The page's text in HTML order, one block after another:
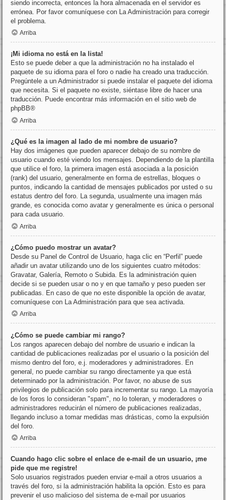
siendo incorrecta, entonces la hora almacenada en el servidor es
errónea. Por favor comuníquese con La Administración para corregir
el problema.
Arriba
¡Mi idioma no está en la lista!
Esto se puede deber a que la administración no ha instalado el
paquete de su idioma para el foro o nadie ha creado una traducción.
Pregúntele a un Administrador si puede instalar el paquete del idioma
que necesita. Si el paquete no existe, siéntase libre de hacer una
traducción. Puede encontrar más información en el sitio web de
phpBB®
Arriba
¿Qué es la imagen al lado de mi nombre de usuario?
Hay dos imágenes que pueden aparecer debajo de su nombre de
usuario cuando esté viendo los mensajes. Dependiendo de la plantilla
que utilice el foro, la primera imagen está asociada a la posición
(rank) del usuario, generalmente en forma de estrellas, bloques o
puntos, indicando la cantidad de mensajes publicados por usted o su
estatus dentro del foro. La segunda, usualmente una imagen más
grande, es conocida como avatar y generalmente es única o personal
para cada usuario.
Arriba
¿Cómo puedo mostrar un avatar?
Desde su Panel de Control de Usuario, haga clic en “Perfil” puede
añadir un avatar utilizando uno de los siguientes cuatro métodos:
Gravatar, Galería, Remoto o Subida. Es la administración quien
decide si se pueden usar o no y en que tamaño y peso pueden ser
publicadas. En caso de que no este disponible la opción de avatar,
comuníquese con La Administración para que sea activada.
Arriba
¿Cómo se puede cambiar mi rango?
Los rangos aparecen debajo del nombre de usuario e indican la
cantidad de publicaciones realizadas por el usuario o la posición del
mismo dentro del foro, e.j. moderadores y administradores. En
general, no puede cambiar su rango directamente ya que está
determinado por la administración. Por favor, no abuse de sus
privilegios de publicación solo para incrementar su rango. La mayoría
de los foros lo consideran "spam", no lo toleran, y moderadores o
administradores reducirán el número de publicaciones realizadas,
llegando incluso a tomar medidas mas drásticas, como la expulsión
del foro.
Arriba
Cuando hago clic sobre el enlace de e-mail de un usuario, ¡me
pide que me registre!
Solo usuarios registrados pueden enviar e-mail a otros usuarios a
través del foro, si la administración habilita la opción. Esto es para
prevenir el uso malicioso del sistema de e-mail por usuarios